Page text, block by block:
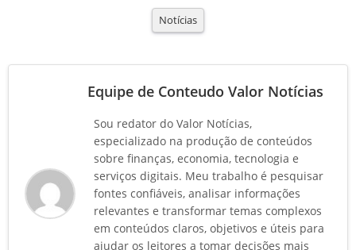
Notícias
Equipe de Conteudo Valor Notícias
Sou redator do Valor Notícias,
especializado na produção de conteúdos
sobre finanças, economia, tecnologia e
serviços digitais. Meu trabalho é pesquisar
fontes confiáveis, analisar informações
relevantes e transformar temas complexos
em conteúdos claros, objetivos e úteis para
ajudar os leitores a tomar decisões mais